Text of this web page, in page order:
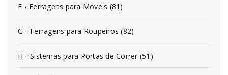
F - Ferragens para Móveis (81)
G - Ferragens para Roupeiros (82)
H - Sistemas para Portas de Correr (51)